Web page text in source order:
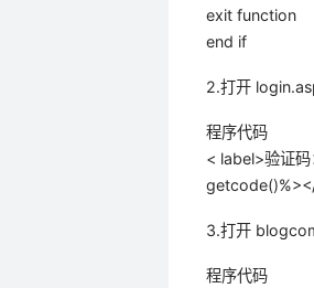
exit function
end if
2.打开
程序代码
< label>验证
3.打开
程序代码